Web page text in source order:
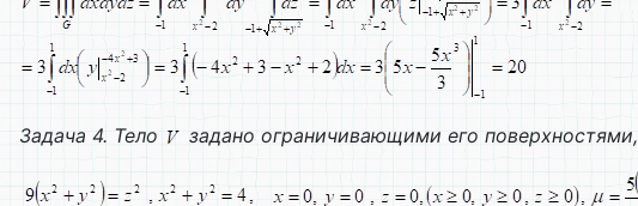
Задача 4. Тело задано ограничивающими его поверхностями,